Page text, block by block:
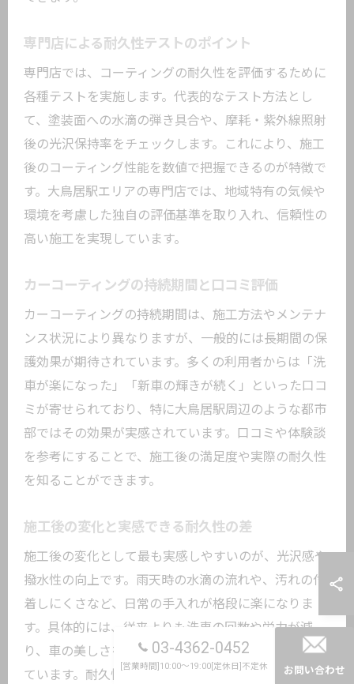
専門店による耐久性テストのポイント
専門店では、コーティングの耐久性を評価するために
各種テストを実施します。代表的なテスト方法とし
て、塗装面への水滴の弾き具合や、摩耗・紫外線照射
後の光沢保持率をチェックします。これにより、施工
後のコーティング性能を数値で把握できるのが特徴で
す。大鳥居駅エリアの専門店では、地域特有の気候や
環境を考慮した独自の評価基準を取り入れ、信頼性の
高い施工を実現しています。
カーコーティングの持続期間と口コミ評価
カーコーティングの持続期間は、施工方法やメンテナ
ンス状況により異なりますが、一般的には長期間の保
護効果が期待されています。多くの利用者からは「洗
車が楽になった」「新車の輝きが続く」といった口コ
ミが寄せられており、特に大鳥居駅周辺のような都市
部ではその効果が実感されています。口コミや体験談
を参考にすることで、施工後の満足度や実際の耐久性
を知ることができます。
施工後の変化と実感できる耐久性の差
施工後の変化として最も実感しやすいのが、光沢感や
撥水性の向上です。雨天時の水滴の流れや、汚れの付
着しにくさなど、日常の手入れが格段に楽になりま
す。具体的には、従来よりも洗車の回数や労力が減
り、車の美しさを長期間維持できる点が高く評価され
ています。耐久性の差は、施工技術や使用するコーテ
03-4362-0452
[営業時間]10:00～19:00[定休日]不定休 お問い合わせ